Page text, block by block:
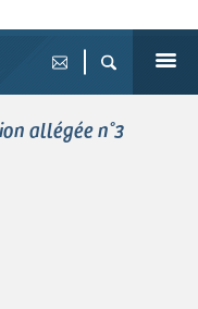
allégée n°3